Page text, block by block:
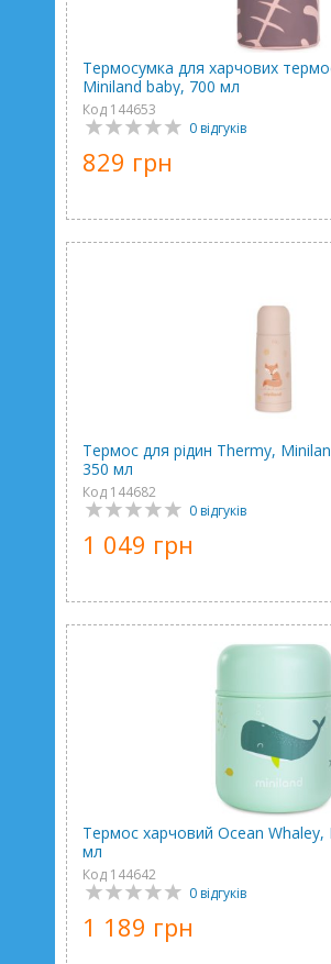
Термосумка для харчових
Miniland baby, 700 мл
Код 144653
0 відгуків
829 грн
Термос для рідин Thermy,
350 мл
Код 144682
0 відгуків
1 049 грн
Термос харчовий Ocean Whaley,
мл
Код 144642
0 відгуків
1 189 грн